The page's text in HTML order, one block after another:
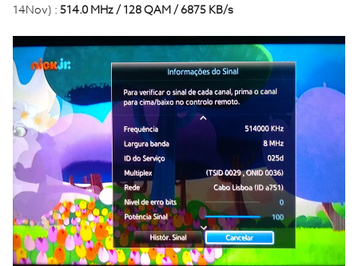
14Nov) : 514.0 MHz / 128 QAM / 6875 KB/s